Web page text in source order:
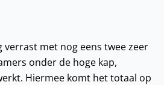
verrast met nog eens twee zeer
onder de hoge kap,
Hiermee komt het totaal op